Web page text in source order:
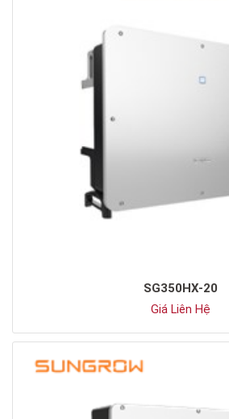
SG350HX-20
Giá Liên Hệ